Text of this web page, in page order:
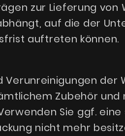
zur Lieferung von
auf die der
auftreten können.
der
Zubehör und
Sie ggf.
nicht mehr